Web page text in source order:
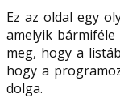
Ez az oldal egy
amelyik
meg, hogy a
hogy a
dolga.